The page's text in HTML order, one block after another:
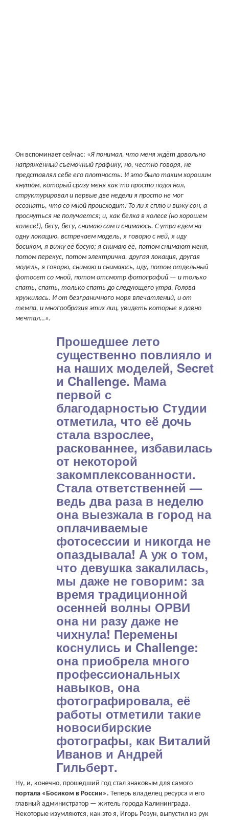
Он вспоминает сейчас: «Я понимал, что меня ждёт довольно
напряжённый съемочный графику, но, честно говоря, не
представлял себе его плотность. И это было таким хорошим
кнутом, который сразу меня как-то просто подогнал,
структурировал и первые две недели я просто не мог
осознать, что со мной происходит. То ли я сплю и вижу сон, а
проснуться не получается; и, как белка в колесе (но хорошем
колесе!), бегу, бегу, снимаю сам и снимаюсь. С утра едем на
одну локацию, встречаем модель, я говорю с ней, я иду
босиком, я вижу её босую; я снимаю её, потом снимают меня,
потом перекус, потом электричка, другая локация, другая
модель, я говорю, снимаю и снимаюсь, иду, потом отдельный
фотосет со мной, потом отсмотр фотографий — и только
спать, спать, только спать до следующего утра. Голова
кружилась. И от безграничного моря впечатлений, и от
темпа, и многообразия этих лиц, увидеть которые я давно
мечтал…».
Прошедшее лето
существенно повлияло и
на наших моделей, Secret
и Challenge. Мама
первой с
благодарностью Студии
отметила, что её дочь
стала взрослее,
раскованнее, избавилась
от некоторой
закомплексованности.
Стала ответственней —
ведь два раза в неделю
она выезжала в город на
оплачиваемые
фотосессии и никогда не
опаздывала! А уж о том,
что девушка закалилась,
мы даже не говорим: за
время традиционной
осенней волны ОРВИ
она ни разу даже не
чихнула! Перемены
коснулись и Challenge:
она приобрела много
профессиональных
навыков, она
фотографировала, её
работы отметили такие
новосибирские
фотографы, как Виталий
Иванов и Андрей
Гильберт.
Ну, и, конечно, прошедший год стал знаковым для самого
портала «Босиком в России». Теперь владелец ресурса и его
главный администратор — житель города Калининграда.
Некоторые изумляются, как это я, Игорь Резун, выпустил из рук